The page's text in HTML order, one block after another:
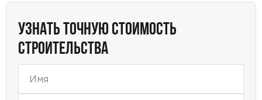
уникальный интерьер, разместив все
необходимые комнаты на двух этажах. Большая
площадь дома – от 150 до 250 кв.м – позволит вам
воплотить все ваши идеи и желания.
Проект дома №32-97 – это идеальное решение
для семей, которые ищут просторный и уютный
УЗНАТЬ ТОЧНУЮ СТОИМОСТЬ
СТРОИТЕЛЬСТВА